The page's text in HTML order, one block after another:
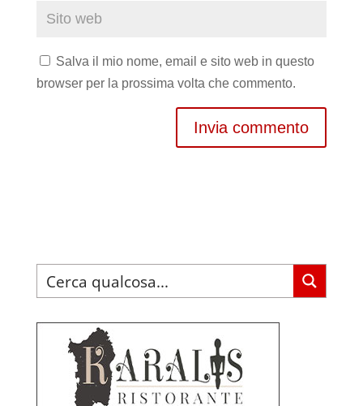
Salva il mio nome, email e sito web in questo
browser per la prossima volta che commento.